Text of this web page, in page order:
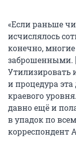
«Если раньше
исчислялось
конечно,
заброшенными.
Утилизировать
и процедура
краевого
давно ещё и
в упадок по
корреспондент